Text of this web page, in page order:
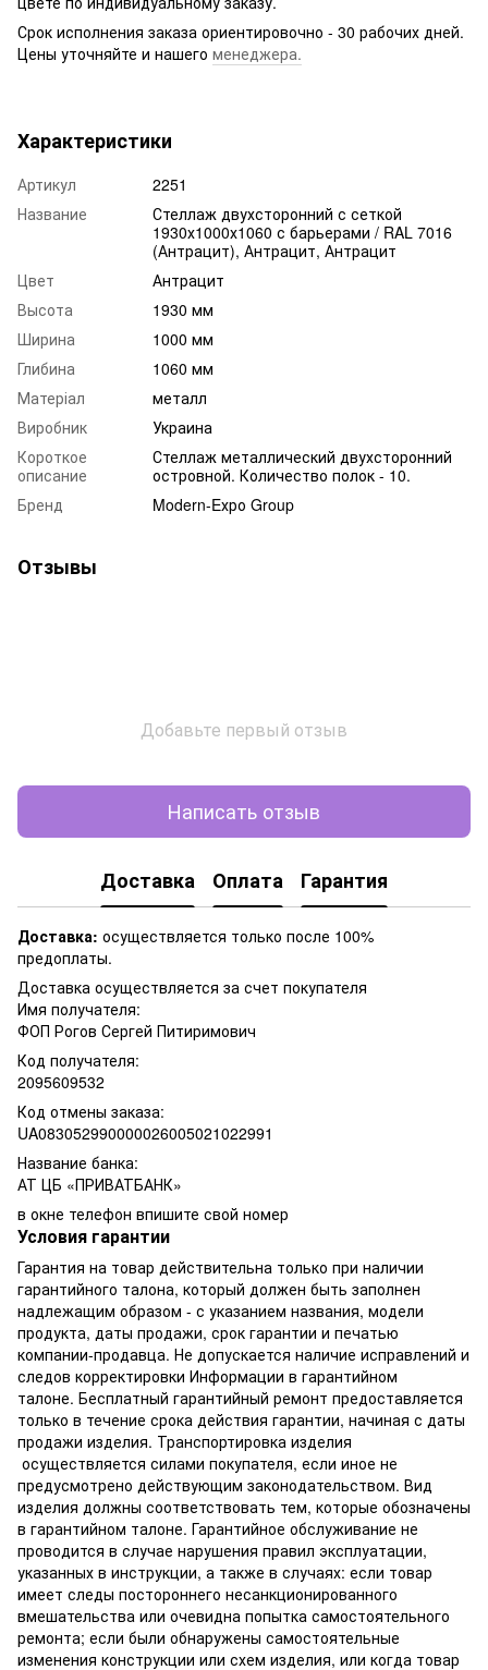
Срок исполнения заказа ориентировочно - 30 рабочих дней.
Цены уточняйте и нашего менеджера.
Характеристики
Артикул
2251
Название
Стеллаж двухсторонний с сеткой
1930х1000х1060 с барьерами / RAL 7016
(Антрацит), Антрацит, Антрацит
Цвет
Антрацит
Высота
1930 мм
Ширина
1000 мм
Глибина
1060 мм
Матеріал
металл
Виробник
Украина
Короткое
описание
Стеллаж металлический двухсторонний
островной. Количество полок - 10.
Бренд
Modern-Eхро Group
Отзывы
Добавьте первый отзыв
Написать отзыв
Доставка Оплата Гарантия
Доставка: осуществляется только после 100%
предоплаты.
Доставка осуществляется за счет покупателя
Имя получателя:
ФОП Рогов Сергей Питиримович
Код получателя:
2095609532
Код отмены заказа:
UA083052990000026005021022991
Название банка:
АТ ЦБ «ПРИВАТБАНК»
в окне телефон впишите свой номер
Условия гарантии
Гарантия на товар действительна только при наличии
гарантийного талона, который должен быть заполнен
надлежащим образом - с указанием названия, модели
продукта, даты продажи, срок гарантии и печатью
компании-продавца. Не допускается наличие исправлений и
следов корректировки Информации в гарантийном
талоне. Бесплатный гарантийный ремонт предоставляется
только в течение срока действия гарантии, начиная с даты
продажи изделия. Транспортировка изделия
осуществляется силами покупателя, если иное не
предусмотрено действующим законодательством. Вид
изделия должны соответствовать тем, которые обозначены
в гарантийном талоне. Гарантийное обслуживание не
проводится в случае нарушения правил эксплуатации,
указанных в инструкции, а также в случаях: если товар
имеет следы постороннего несанкционированного
вмешательства или очевидна попытка самостоятельного
ремонта; если были обнаружены самостоятельные
изменения конструкции или схем изделия, или когда товар